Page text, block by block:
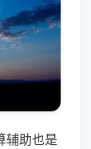
辅助也是